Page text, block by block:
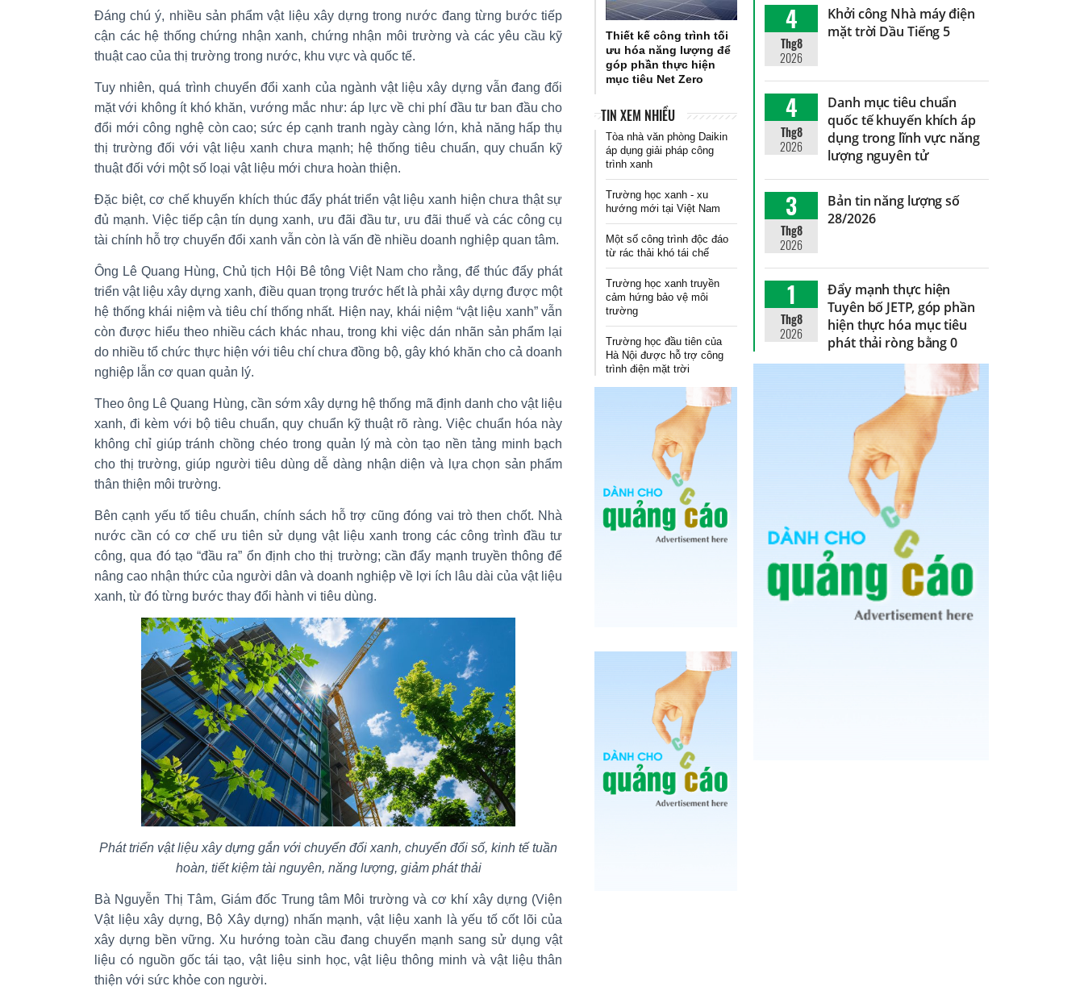
Đáng chú ý, nhiều sản phẩm vật liệu xây dựng trong nước đang từng bước tiếp
cận các hệ thống chứng nhận xanh, chứng nhận môi trường và các yêu cầu kỹ
thuật cao của thị trường trong nước, khu vực và quốc tế.
Tuy nhiên, quá trình chuyển đổi xanh của ngành vật liệu xây dựng vẫn đang đối
mặt với không ít khó khăn, vướng mắc như: áp lực về chi phí đầu tư ban đầu cho
đổi mới công nghệ còn cao; sức ép cạnh tranh ngày càng lớn, khả năng hấp thụ
thị trường đối với vật liệu xanh chưa mạnh; hệ thống tiêu chuẩn, quy chuẩn kỹ
thuật đối với một số loại vật liệu mới chưa hoàn thiện.
Đặc biệt, cơ chế khuyến khích thúc đẩy phát triển vật liệu xanh hiện chưa thật sự
đủ mạnh. Việc tiếp cận tín dụng xanh, ưu đãi đầu tư, ưu đãi thuế và các công cụ
tài chính hỗ trợ chuyển đổi xanh vẫn còn là vấn đề nhiều doanh nghiệp quan tâm.
Ông Lê Quang Hùng, Chủ tịch Hội Bê tông Việt Nam cho rằng, để thúc đẩy phát
triển vật liệu xây dựng xanh, điều quan trọng trước hết là phải xây dựng được một
hệ thống khái niệm và tiêu chí thống nhất. Hiện nay, khái niệm “vật liệu xanh” vẫn
còn được hiểu theo nhiều cách khác nhau, trong khi việc dán nhãn sản phẩm lại
do nhiều tổ chức thực hiện với tiêu chí chưa đồng bộ, gây khó khăn cho cả doanh
nghiệp lẫn cơ quan quản lý.
Theo ông Lê Quang Hùng, cần sớm xây dựng hệ thống mã định danh cho vật liệu
xanh, đi kèm với bộ tiêu chuẩn, quy chuẩn kỹ thuật rõ ràng. Việc chuẩn hóa này
không chỉ giúp tránh chồng chéo trong quản lý mà còn tạo nền tảng minh bạch
cho thị trường, giúp người tiêu dùng dễ dàng nhận diện và lựa chọn sản phẩm
thân thiện môi trường.
Bên cạnh yếu tố tiêu chuẩn, chính sách hỗ trợ cũng đóng vai trò then chốt. Nhà
nước cần có cơ chế ưu tiên sử dụng vật liệu xanh trong các công trình đầu tư
công, qua đó tạo “đầu ra” ổn định cho thị trường; cần đẩy mạnh truyền thông để
nâng cao nhận thức của người dân và doanh nghiệp về lợi ích lâu dài của vật liệu
xanh, từ đó từng bước thay đổi hành vi tiêu dùng.
Phát triển vật liệu xây dựng gắn với chuyển đổi xanh, chuyển đổi số, kinh tế tuần
hoàn, tiết kiệm tài nguyên, năng lượng, giảm phát thải
Bà Nguyễn Thị Tâm, Giám đốc Trung tâm Môi trường và cơ khí xây dựng (Viện
Vật liệu xây dựng, Bộ Xây dựng) nhấn mạnh, vật liệu xanh là yếu tố cốt lõi của
xây dựng bền vững. Xu hướng toàn cầu đang chuyển mạnh sang sử dụng vật
liệu có nguồn gốc tái tạo, vật liệu sinh học, vật liệu thông minh và vật liệu thân
thiện với sức khỏe con người.
Thiết kế công trình tối
ưu hóa năng lượng để
góp phần thực hiện
mục tiêu Net Zero
TIN XEM NHIỀU
Tòa nhà văn phòng Daikin
áp dụng giải pháp công
trình xanh
Trường học xanh - xu
hướng mới tại Việt Nam
Một số công trình độc đáo
từ rác thải khó tái chế
Trường học xanh truyền
cảm hứng bảo vệ môi
trường
Trường học đầu tiên của
Hà Nội được hỗ trợ công
trình điện mặt trời
4
Thg8
2026
Khởi công Nhà máy điện
mặt trời Dầu Tiếng 5
4
Thg8
2026
Danh mục tiêu chuẩn
quốc tế khuyến khích áp
dụng trong lĩnh vực năng
lượng nguyên tử
3
Thg8
2026
Bản tin năng lượng số
28/2026
1
Thg8
2026
Đẩy mạnh thực hiện
Tuyên bố JETP, góp phần
hiện thực hóa mục tiêu
phát thải ròng bằng 0